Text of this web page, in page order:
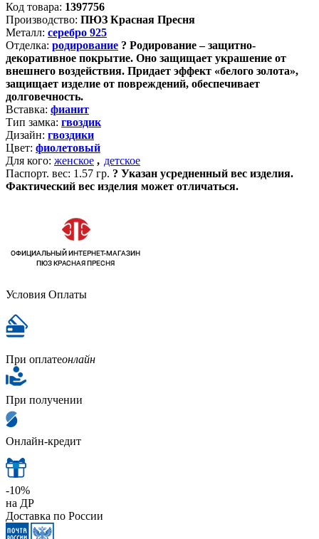
Код товара: 1397756
Производство: ПЮЗ Красная Пресня
Металл: серебро 925
Отделка: родирование ? Родирование – защитно-
декоративное покрытие. Оно защищает украшение от
внешнего воздействия. Придает эффект «белого золота»,
защищает изделие от повреждений, обеспечивает
долговечность.
Вставка: фианит
Тип замка: гвоздик
Дизайн: гвоздики
Цвет: фиолетовый
Для кого: женское , детское
Паспорт. вес: 1.57 гр. ? Указан усредненный вес изделия.
Фактический вес изделия может отличаться.
Условия Оплаты
При оплатеонлайн
При получении
Онлайн-кредит
-10%
на ДР
Доставка по России